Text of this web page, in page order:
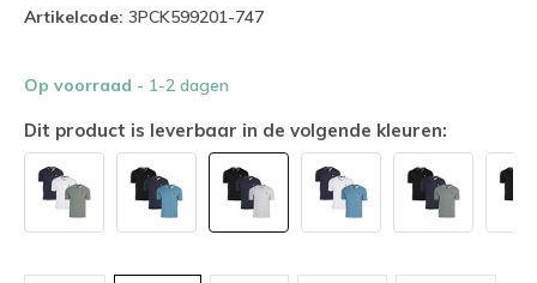
Artikelcode: 3PCK599201-747
Op voorraad - 1-2 dagen
Dit product is leverbaar in de volgende kleuren: